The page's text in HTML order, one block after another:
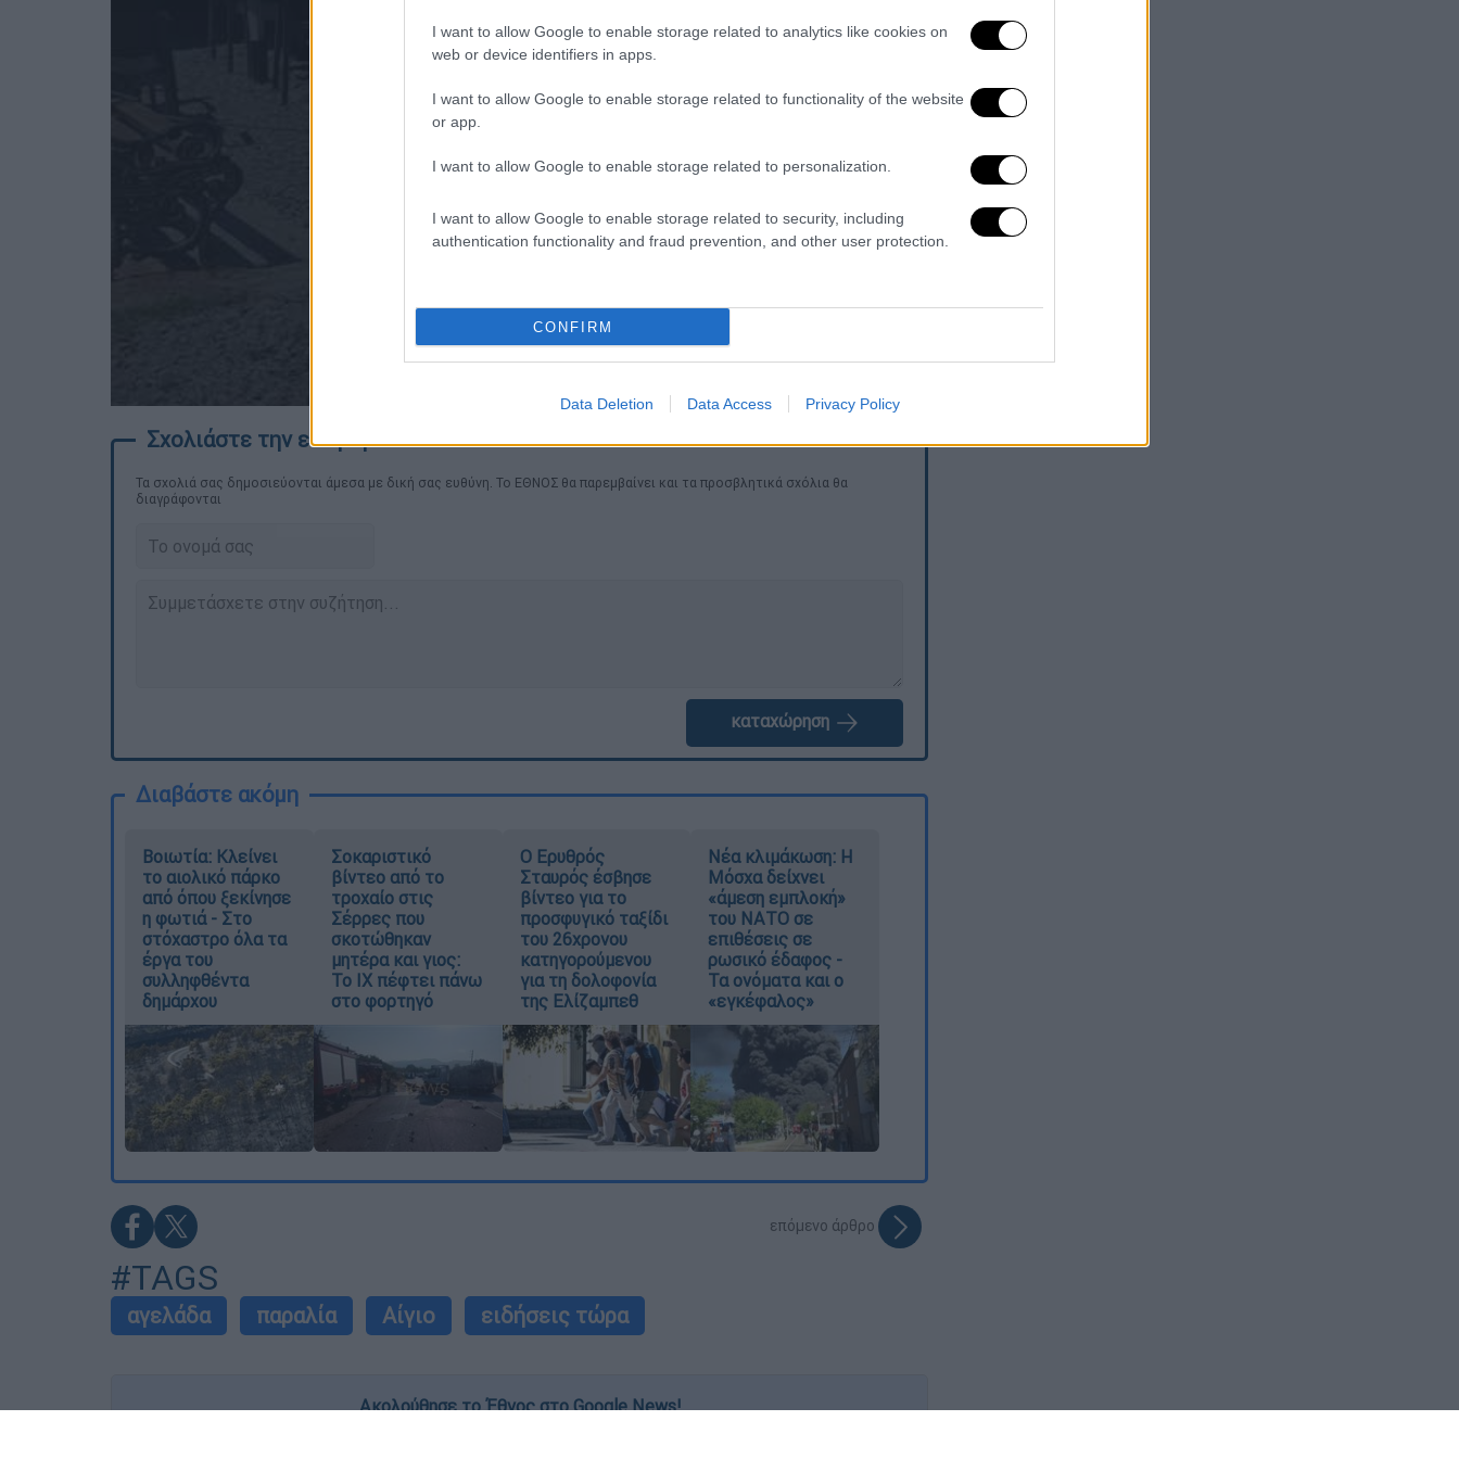
I want to allow Google to enable storage related to analytics like cookies on
web or device identifiers in apps.
I want to allow Google to enable storage related to functionality of the website
or app.
I want to allow Google to enable storage related to personalization.
I want to allow Google to enable storage related to security, including
authentication functionality and fraud prevention, and other user protection.
CONFIRM
Data Deletion Data Access Privacy Policy
Τα σχολιά σας δημοσιεύονται άμεσα με δική σας ευθύνη. Το ΕΘΝΟΣ θα παρεμβαίνει και τα προσβλητικά σχόλια θα
διαγράφονται
καταχώρηση
Διαβάστε ακόμη
Βοιωτία: Κλείνει
το αιολικό πάρκο
από όπου ξεκίνησε
η φωτιά - Στο
στόχαστρο όλα τα
έργα του
συλληφθέντα
δημάρχου
Σοκαριστικό
βίντεο από το
τροχαίο στις
Σέρρες που
σκοτώθηκαν
μητέρα και γιος:
Το ΙΧ πέφτει πάνω
στο φορτηγό
Ο Ερυθρός
Σταυρός έσβησε
βίντεο για το
προσφυγικό ταξίδι
του 26χρονου
κατηγορούμενου
για τη δολοφονία
της Ελίζαμπεθ
Νέα κλιμάκωση: Η
Μόσχα δείχνει
«άμεση εμπλοκή»
του ΝΑΤΟ σε
επιθέσεις σε
ρωσικό έδαφος -
Τα ονόματα και ο
«εγκέφαλος»
επόμενο άρθρο
#TAGS
αγελάδα παραλία Αίγιο ειδήσεις τώρα
Ακολούθησε το Έθνος στο Google News!